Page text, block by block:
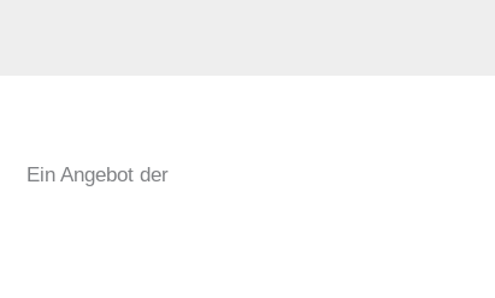
Ein Angebot der